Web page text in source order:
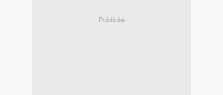
Publicité